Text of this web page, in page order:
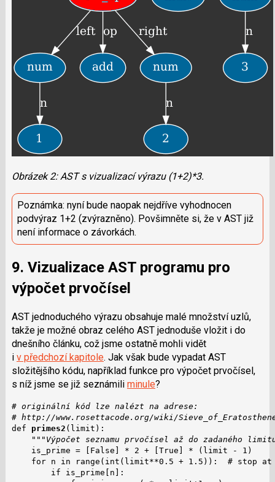
Obrázek 2: AST s vizualizací výrazu (1+2)*3.
Poznámka: nyní bude naopak nejdříve vyhodnocen
podvýraz 1+2 (zvýrazněno). Povšimněte si, že v AST již
není informace o závorkách.
9. Vizualizace AST programu pro
výpočet prvočísel
AST jednoduchého výrazu obsahuje malé množství uzlů,
takže je možné obraz celého AST jednoduše vložit i do
dnešního článku, což jsme ostatně mohli vidět
i v předchozí kapitole. Jak však bude vypadat AST
složitějšího kódu, například funkce pro výpočet prvočísel,
s níž jsme se již seznámili minule?
# originální kód lze nalézt na adrese:
# http://www.rosettacode.org/wiki/
def primes2 (limit):
"""Výpočet seznamu prvočísel až do zadaného
    is_prime = [False] * 2 + [True] * (limit - 1)
for n in range(int(limit**0.5 + 1.5)):  # stop
        if is_prime[n]: